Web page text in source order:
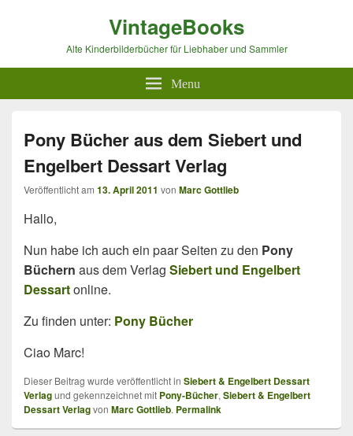
VintageBooks
Alte Kinderbilderbücher für Liebhaber und Sammler
Menu
Pony Bücher aus dem Siebert und
Engelbert Dessart Verlag
Veröffentlicht am 13. April 2011 von Marc Gottlieb
Hallo,
Nun habe ich auch ein paar Seiten zu den Pony
Büchern aus dem Verlag Siebert und Engelbert
Dessartonline.
Zu finden unter: Pony Bücher
Ciao Marc!
Dieser Beitrag wurde veröffentlicht in Siebert & Engelbert Dessart
Verlagund gekennzeichnet mit Pony-Bücher, Siebert & Engelbert
Dessart Verlagvon Marc Gottlieb. Permalink